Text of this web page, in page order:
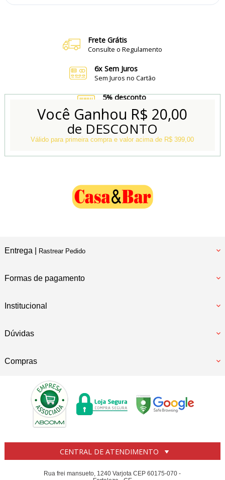
Frete Grátis
Consulte o Regulamento
6x Sem Juros
Sem Juros no Cartão
5% desconto
no Boleto e Pix
Conheça também
Nossa Loja Física
Você Ganhou R$ 20,00
de DESCONTO
Válido para primeira compra e valor acima de R$ 399,00
Entrega | Rastrear Pedido
Formas de pagamento
Institucional
Dúvidas
Compras
CENTRAL DE ATENDIMENTO
Rua frei mansueto, 1240 Varjota CEP 60175-070 -